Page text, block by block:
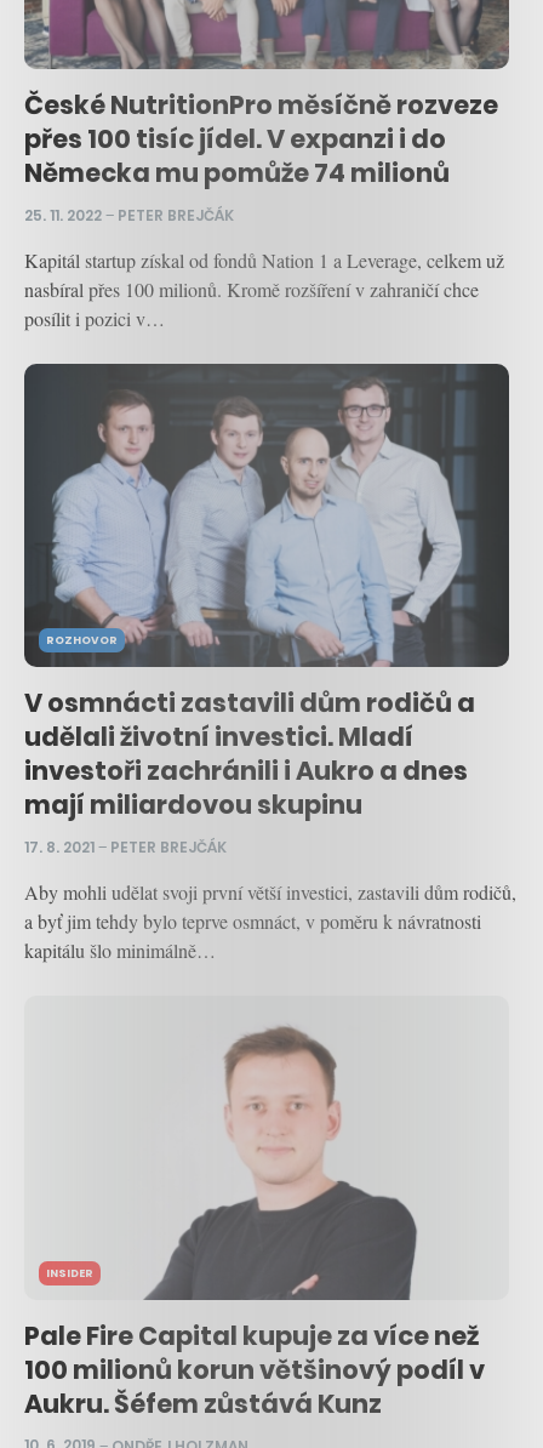
České NutritionPro měsíčně rozveze
přes 100 tisíc jídel. V expanzi i do
Německa mu pomůže 74 milionů
25. 11. 2022– PETER BREJČÁK
Kapitál startup získal od fondů Nation 1 a Leverage, celkem už
nasbíral přes 100 milionů. Kromě rozšíření v zahraničí chce
posílit i pozici v…
ROZHOVOR
V osmnácti zastavili dům rodičů a
udělali životní investici. Mladí
investoři zachránili i Aukro a dnes
mají miliardovou skupinu
17. 8. 2021– PETER BREJČÁK
Aby mohli udělat svoji první větší investici, zastavili dům rodičů,
a byť jim tehdy bylo teprve osmnáct, v poměru k návratnosti
kapitálu šlo minimálně…
INSIDER
Pale Fire Capital kupuje za více než
100 milionů korun většinový podíl v
Aukru. Šéfem zůstává Kunz